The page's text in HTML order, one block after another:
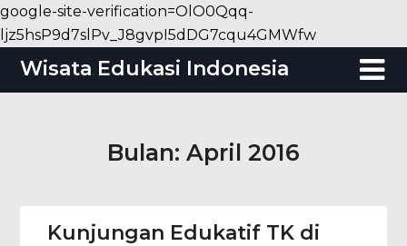
google-site-verification=OlO0Qqq-
ljz5hsP9d7slPv_J8gvpI5dDG7cqu4GMWfwSkip
content
Wisata Edukasi Indonesia
Bulan: April 2016
Kunjungan Edukatif TK di